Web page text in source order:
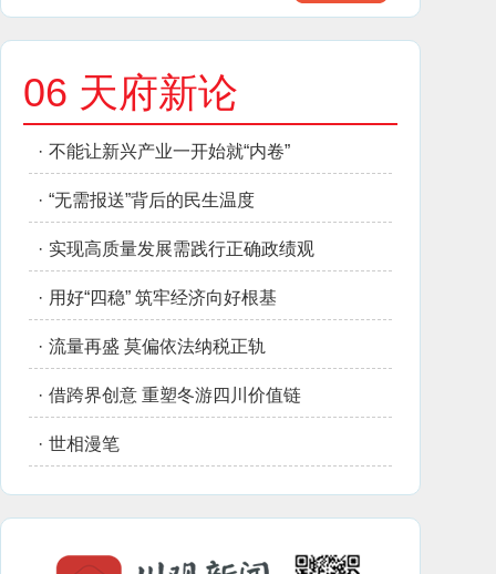
06 天府新论
· 不能让新兴产业一开始就“内卷”
· “无需报送”背后的民生温度
· 实现高质量发展需践行正确政绩观
· 用好“四稳” 筑牢经济向好根基
· 流量再盛 莫偏依法纳税正轨
· 借跨界创意 重塑冬游四川价值链
· 世相漫笔